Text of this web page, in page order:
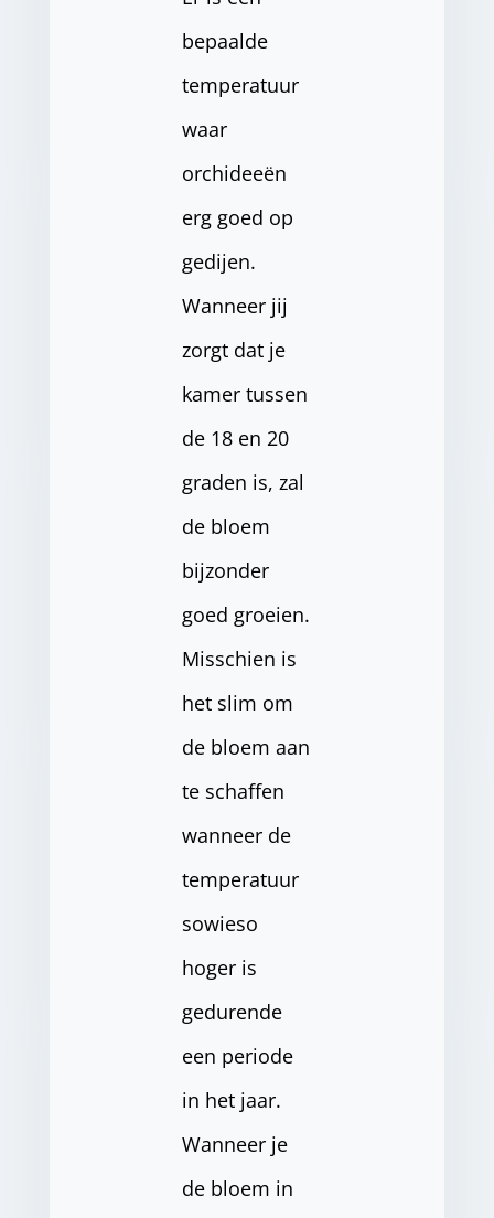
bepaalde
temperatuur
waar
orchideeën
erg goed op
gedijen.
Wanneer jij
zorgt dat je
kamer tussen
de 18 en 20
graden is, zal
de bloem
bijzonder
goed groeien.
Misschien is
het slim om
de bloem aan
te schaffen
wanneer de
temperatuur
sowieso
hoger is
gedurende
een periode
in het jaar.
Wanneer je
de bloem in